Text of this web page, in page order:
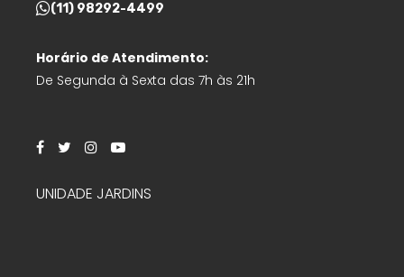
(11) 98292-4499
Horário de Atendimento:
De Segunda à Sexta das 7h às 21h
UNIDADE JARDINS